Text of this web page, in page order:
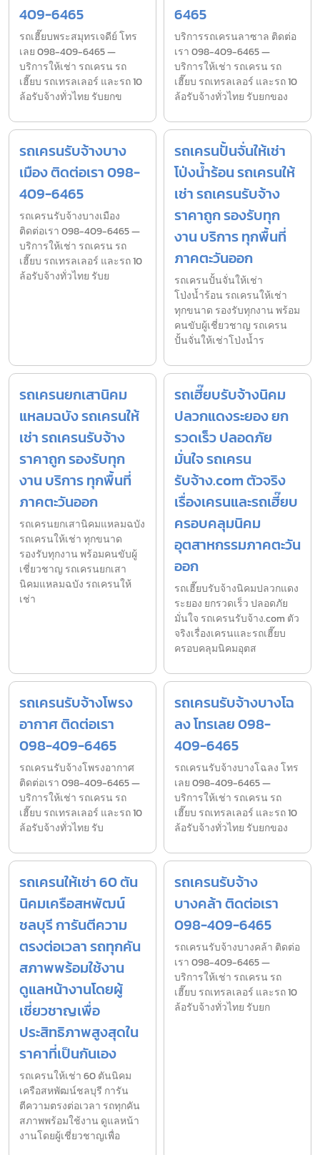
409-6465
รถเฮี๊ยบพระสมุทรเจดีย์ โทร
เลย 098-409-6465 —
บริการให้เช่า รถเครน รถ
เฮี๊ยบ รถเทรลเลอร์ และรถ 10
ล้อรับจ้างทั่วไทย รับยกข
6465
บริการรถเครนลาซาล ติดต่อ
เรา 098-409-6465 —
บริการให้เช่า รถเครน รถ
เฮี๊ยบ รถเทรลเลอร์ และรถ 10
ล้อรับจ้างทั่วไทย รับยกของ
รถเครนรับจ้างบาง
เมือง ติดต่อเรา 098-
409-6465
รถเครนรับจ้างบางเมือง
ติดต่อเรา 098-409-6465 —
บริการให้เช่า รถเครน รถ
เฮี๊ยบ รถเทรลเลอร์ และรถ 10
ล้อรับจ้างทั่วไทย รับย
รถเครนปั้นจั่นให้เช่า
โป่งน้ำร้อน รถเครนให้
เช่า รถเครนรับจ้าง
ราคาถูก รองรับทุก
งาน บริการ ทุกพื้นที่
ภาคตะวันออก
รถเครนปั้นจั่นให้เช่า
โป่งน้ำร้อน รถเครนให้เช่า
ทุกขนาด รองรับทุกงาน พร้อม
คนขับผู้เชี่ยวชาญ รถเครน
ปั้นจั่นให้เช่าโป่งน้ำร
รถเครนยกเสานิคม
แหลมฉบัง รถเครนให้
เช่า รถเครนรับจ้าง
ราคาถูก รองรับทุก
งาน บริการ ทุกพื้นที่
ภาคตะวันออก
รถเครนยกเสานิคมแหลมฉบัง
รถเครนให้เช่า ทุกขนาด
รองรับทุกงาน พร้อมคนขับผู้
เชี่ยวชาญ รถเครนยกเสา
นิคมแหลมฉบัง รถเครนให้
เช่า
รถเฮี๊ยบรับจ้างนิคม
ปลวกแดงระยอง ยก
รวดเร็ว ปลอดภัย
มั่นใจ รถเครน
รับจ้าง.com ตัวจริง
เรื่องเครนและรถเฮี๊ยบ
ครอบคลุมนิคม
อุตสาหกรรมภาคตะวัน
ออก
รถเฮี๊ยบรับจ้างนิคมปลวกแดง
ระยอง ยกรวดเร็ว ปลอดภัย
มั่นใจ รถเครนรับจ้าง.com ตัว
จริงเรื่องเครนและรถเฮี๊ยบ
ครอบคลุมนิคมอุตส
รถเครนรับจ้างโพรง
อากาศ ติดต่อเรา
098-409-6465
รถเครนรับจ้างโพรงอากาศ
ติดต่อเรา 098-409-6465 —
บริการให้เช่า รถเครน รถ
เฮี๊ยบ รถเทรลเลอร์ และรถ 10
ล้อรับจ้างทั่วไทย รับ
รถเครนรับจ้างบางโฉ
ลง โทรเลย 098-
409-6465
รถเครนรับจ้างบางโฉลง โทร
เลย 098-409-6465 —
บริการให้เช่า รถเครน รถ
เฮี๊ยบ รถเทรลเลอร์ และรถ 10
ล้อรับจ้างทั่วไทย รับยกของ
รถเครนให้เช่า 60 ตัน
นิคมเครือสหพัฒน์
ชลบุรี การันตีความ
ตรงต่อเวลา รถทุกคัน
สภาพพร้อมใช้งาน
ดูแลหน้างานโดยผู้
เชี่ยวชาญเพื่อ
ประสิทธิภาพสูงสุดใน
ราคาที่เป็นกันเอง
รถเครนให้เช่า 60 ตันนิคม
เครือสหพัฒน์ชลบุรี การัน
ตีความตรงต่อเวลา รถทุกคัน
สภาพพร้อมใช้งาน ดูแลหน้า
งานโดยผู้เชี่ยวชาญเพื่อ
รถเครนรับจ้าง
บางคล้า ติดต่อเรา
098-409-6465
รถเครนรับจ้างบางคล้า ติดต่อ
เรา 098-409-6465 —
บริการให้เช่า รถเครน รถ
เฮี๊ยบ รถเทรลเลอร์ และรถ 10
ล้อรับจ้างทั่วไทย รับยก